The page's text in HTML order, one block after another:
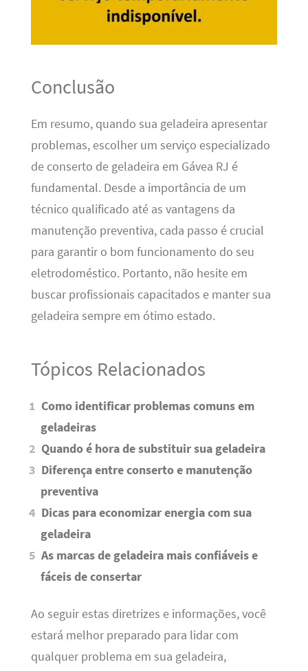
Conclusão
Em resumo, quando sua geladeira apresentar
problemas, escolher um serviço especializado
de conserto de geladeira em Gávea RJ é
fundamental. Desde a importância de um
técnico qualificado até as vantagens da
manutenção preventiva, cada passo é crucial
para garantir o bom funcionamento do seu
eletrodoméstico. Portanto, não hesite em
buscar profissionais capacitados e manter sua
geladeira sempre em ótimo estado.
Tópicos Relacionados
Como identificar problemas comuns em
geladeiras
Quando é hora de substituir sua geladeira
Diferença entre conserto e manutenção
preventiva
Dicas para economizar energia com sua
geladeira
As marcas de geladeira mais confiáveis e
fáceis de consertar
Ao seguir estas diretrizes e informações, você
estará melhor preparado para lidar com
qualquer problema em sua geladeira,